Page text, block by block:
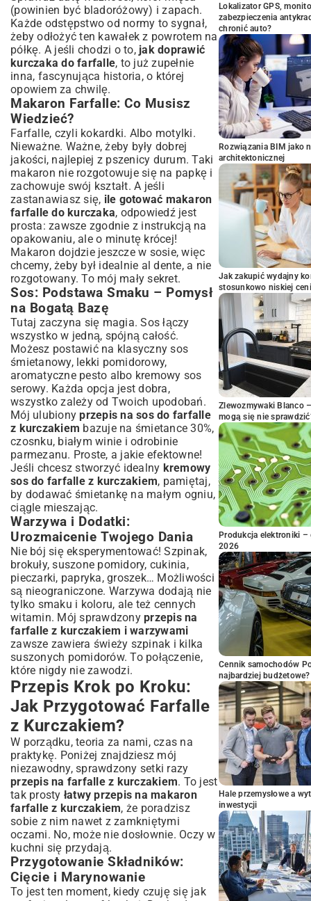
(powinien być bladoróżowy) i zapach.
Każde odstępstwo od normy to sygnał,
żeby odłożyć ten kawałek z powrotem na
półkę. A jeśli chodzi o to, jak doprawić
kurczaka do farfalle, to już zupełnie
inna, fascynująca historia, o której
opowiem za chwilę.
Makaron Farfalle: Co Musisz
Wiedzieć?
Farfalle, czyli kokardki. Albo motylki.
Nieważne. Ważne, żeby były dobrej
jakości, najlepiej z pszenicy durum. Taki
makaron nie rozgotowuje się na papkę i
zachowuje swój kształt. A jeśli
zastanawiasz się, ile gotować makaron
farfalle do kurczaka, odpowiedź jest
prosta: zawsze zgodnie z instrukcją na
opakowaniu, ale o minutę krócej!
Makaron dojdzie jeszcze w sosie, więc
chcemy, żeby był idealnie al dente, a nie
rozgotowany. To mój mały sekret.
Sos: Podstawa Smaku – Pomysł
na Bogatą Bazę
Tutaj zaczyna się magia. Sos łączy
wszystko w jedną, spójną całość.
Możesz postawić na klasyczny sos
śmietanowy, lekki pomidorowy,
aromatyczne pesto albo kremowy sos
serowy. Każda opcja jest dobra,
wszystko zależy od Twoich upodobań.
Mój ulubionyprzepis na sos do farfalle
z kurczakiem bazuje na śmietance 30%,
czosnku, białym winie i odrobinie
parmezanu. Proste, a jakie efektowne!
Jeśli chcesz stworzyć idealny kremowy
sos do farfalle z kurczakiem, pamiętaj,
by dodawać śmietankę na małym ogniu,
ciągle mieszając.
Warzywa i Dodatki:
Urozmaicenie Twojego Dania
Nie bój się eksperymentować! Szpinak,
brokuły, suszone pomidory, cukinia,
pieczarki, papryka, groszek… Możliwości
są nieograniczone. Warzywa dodają nie
tylko smaku i koloru, ale też cennych
witamin. Mój sprawdzony przepis na
farfalle z kurczakiem i warzywami
zawsze zawiera świeży szpinak i kilka
suszonych pomidorów. To połączenie,
które nigdy nie zawodzi.
Przepis Krok po Kroku:
Jak Przygotować Farfalle
z Kurczakiem?
W porządku, teoria za nami, czas na
praktykę. Poniżej znajdziesz mój
niezawodny, sprawdzony setki razy
przepis na farfalle z kurczakiem. To jest
tak prosty łatwy przepis na makaron
farfalle z kurczakiem, że poradzisz
sobie z nim nawet z zamkniętymi
oczami. No, może nie dosłownie. Oczy w
kuchni się przydają.
Przygotowanie Składników:
Cięcie i Marynowanie
To jest ten moment, kiedy czuję się jak
Lokalizator GPS,
zabezpieczenia
chronić auto?
Rozwiązania BIM jako
architektonicznej
Jak zakupić wydajny
stosunkowo niskiej
Zlewozmywaki Blanco
mogą się nie
Produkcja elektroniki –
2026
Cennik samochodów
najbardziej budżetowe?
Hale przemysłowe a
inwestycji